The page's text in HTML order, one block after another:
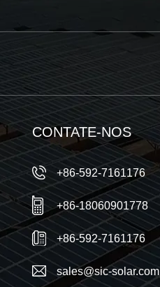
CONTATE-NOS
+86-592-7161176
+86-18060901778
+86-592-7161176
sales@sic-solar.com